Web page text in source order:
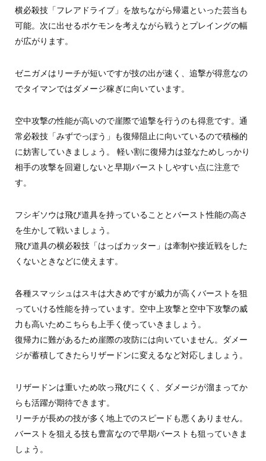
横必殺技「フレアドライブ」を放ちながら帰還といった芸当も
可能。次に出せるポケモンを考えながら戦うとプレイングの幅
が広がります。
ゼニガメはリーチが短いですが技の出が速く、追撃が得意なの
でタイマンではダメージ稼ぎに向いています。
空中攻撃の性能が高いので崖際で追撃を行うのも得意です。通
常必殺技「みずでっぽう」も復帰阻止に向いているので積極的
に妨害していきましょう。 軽い割に復帰力は並なためしっかり
相手の攻撃を回避しないと早期バーストしやすい点に注意で
す。
フシギソウは飛び道具を持っていることとバースト性能の高さ
を生かして戦いましょう。
飛び道具の横必殺技「はっぱカッター」は牽制や接近戦をした
くないときなどに使えます。
各種スマッシュはスキは大きめですが威力が高くバーストを狙
っていける性能を持っています。空中上攻撃と空中下攻撃の威
力も高いためこちらも上手く使っていきましょう。
復帰力に難があるため崖際の攻防には向いていません。ダメー
ジが蓄積してきたらリザードンに変えるなど対応しましょう。
リザードンは重いため吹っ飛びにくく、ダメージが溜まってか
らも活躍が期待できます。
リーチが長めの技が多く地上でのスピードも悪くありません。
バーストを狙える技も豊富なので早期バーストも狙っていきま
しょう。